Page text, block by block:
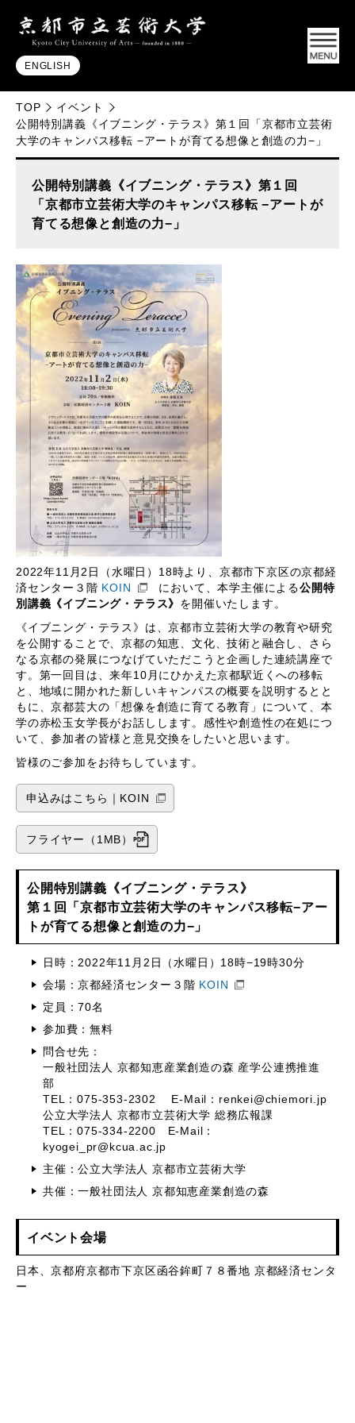
ENGLISH
TOP
イベント
公開特別講義《イブニング・テラス》第１回「京都市立芸術
大学のキャンパス移転 −アートが育てる想像と創造の力−」
公開特別講義《イブニング・テラス》第１回
「京都市立芸術大学のキャンパス移転 −アートが
育てる想像と創造の力−」
2022年11月2日（水曜日）18時より、京都市下京区の京都経
済センター３階 KOIN において、本学主催による公開特
別講義《イブニング・テラス》 を開催いたします。
《イブニング・テラス》は、京都市立芸術大学の教育や研究
を公開することで、京都の知恵、文化、技術と融合し、さら
なる京都の発展につなげていただこうと企画した連続講座で
す。第一回目は、来年10月にひかえた京都駅近くへの移転
と、地域に開かれた新しいキャンパスの概要を説明するとと
もに、京都芸大の「想像を創造に育てる教育」について、本
学の赤松玉女学長がお話しします。感性や創造性の在処につ
いて、参加者の皆様と意見交換をしたいと思います。
皆様のご参加をお待ちしています。
申込みはこちら｜KOIN
フライヤー（1MB）
公開特別講義《イブニング・テラス》
第１回「京都市立芸術大学のキャンパス移転−アー
トが育てる想像と創造の力−」
日時：2022年11月2日（水曜日）18時−19時30分
会場：京都経済センター３階 KOIN
定員：70名
参加費：無料
問合せ先：
一般社団法人 京都知恵産業創造の森 産学公連携推進
部
TEL：075-353-2302 E-Mail：renkei@chiemori.jp
公立大学法人 京都市立芸術大学 総務広報課
TEL：075-334-2200 E-Mail：
kyogei_pr@kcua.ac.jp
主催：公立大学法人 京都市立芸術大学
共催：一般社団法人 京都知恵産業創造の森
イベント会場
日本、京都府京都市下京区函谷鉾町７８番地 京都経済センタ
ー